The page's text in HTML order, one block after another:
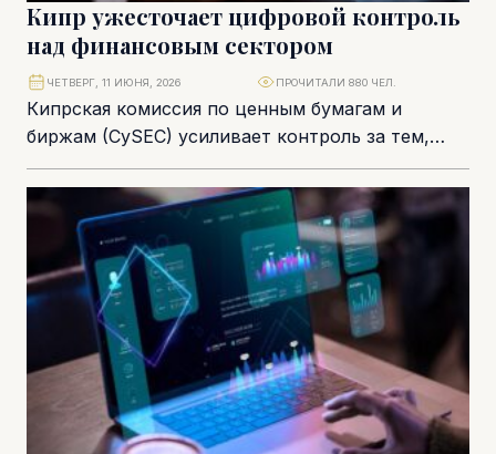
Кипр ужесточает цифровой контроль
над финансовым сектором
Кипрская комиссия по ценным бумагам и
биржам (CySEC) усиливает контроль за тем,
насколько финансовые компании готовы
противостоять кибератакам, техническим
сбоям...
ЧЕТВЕРГ, 11 ИЮНЯ, 2026 ПРОЧИТАЛИ 880 ЧЕЛ.